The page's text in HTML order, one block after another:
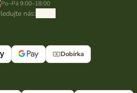
Po–Pá 9:00–18:00
nás:
Dobírka